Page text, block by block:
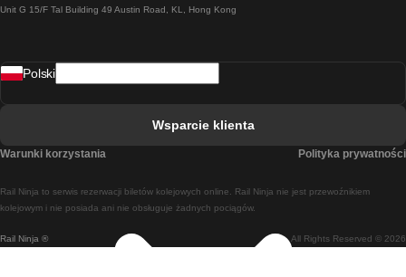
Pociąg Rzym - Neapol
Pociąg Madryt - Lizbona
Pociąg Madryt - Barcelona
Unit G 15/F Tal Building 49 Austin Road, KL, Hong Kong
Rail Ninja ® All Rights Reserved © 2026
Rail Ninja to serwis rezerwacji biletów kolejowych online. Rail Ninja nie jest przewoźnikiem
kolejowym i nie posiada ani nie obsługuje żadnych pociągów.
Polski
Wsparcie klienta
Warunki korzystania Polityka prywatności